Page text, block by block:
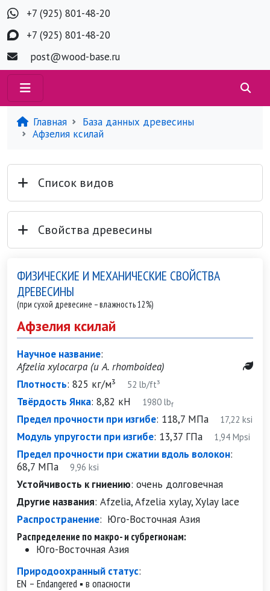
+7 (925) 801-48-20
+7 (925) 801-48-20
post@wood-base.ru
Главная
База данных древесины
Афзелия ксилай
Список видов
Свойства древесины
ФИЗИЧЕСКИЕ И МЕХАНИЧЕСКИЕ СВОЙСТВА
ДРЕВЕСИНЫ
(при сухой древесине – влажность 12%)
Афзелия ксилай
Научное название:
Afzelia xylocarpa (и A. rhomboidea)
Плотность: 825 кг/м³ 52 lb/ft³
Твёрдость Янка: 8,82 кН 1980 lbf
Предел прочности при изгибе: 118,7 МПа 17,22 ksi
Модуль упругости при изгибе: 13,37 ГПа 1,94 Mpsi
Предел прочности при сжатии вдоль волокон:
68,7 МПа 9,96 ksi
Устойчивость к гниению: очень долговечная
Другие названия: Afzelia, Afzelia xylay, Xylay lace
Распространение: Юго-Восточная Азия
Распределение по макро- и субрегионам:
Юго-Восточная Азия
Природоохранный статус:
EN – Endangered ▪ в опасности